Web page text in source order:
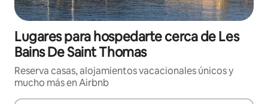
Lugares para hospedarte cerca de Les
Bains De Saint Thomas
Reserva casas, alojamientos vacacionales únicos y
mucho más en Airbnb